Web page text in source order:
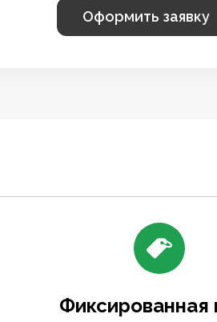
Оформить заявку
Фиксированная